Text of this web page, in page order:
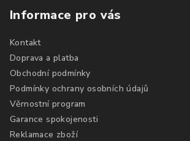
Informace pro vás
Kontakt
Doprava a platba
Obchodní podmínky
Podmínky ochrany osobních údajů
Věrnostní program
Garance spokojenosti
Reklamace zboží